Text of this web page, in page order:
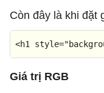
Còn đây là khi đặt
<h1 style=
Giá trị RGB